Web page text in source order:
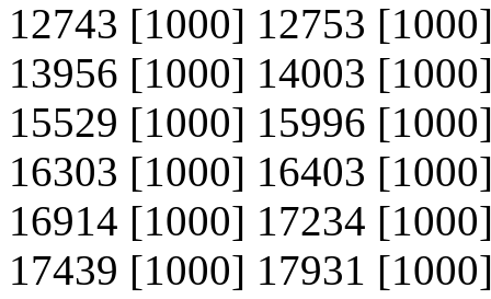
12743 [1000] 12753
13956 [1000] 14003
15529 [1000] 15996
16303 [1000] 16403
16914 [1000] 17234
17439 [1000] 17931